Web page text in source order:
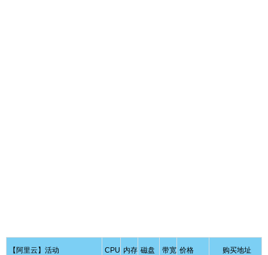
【阿里云】活动 CPU 内存 磁盘 带宽 价格 购买地址